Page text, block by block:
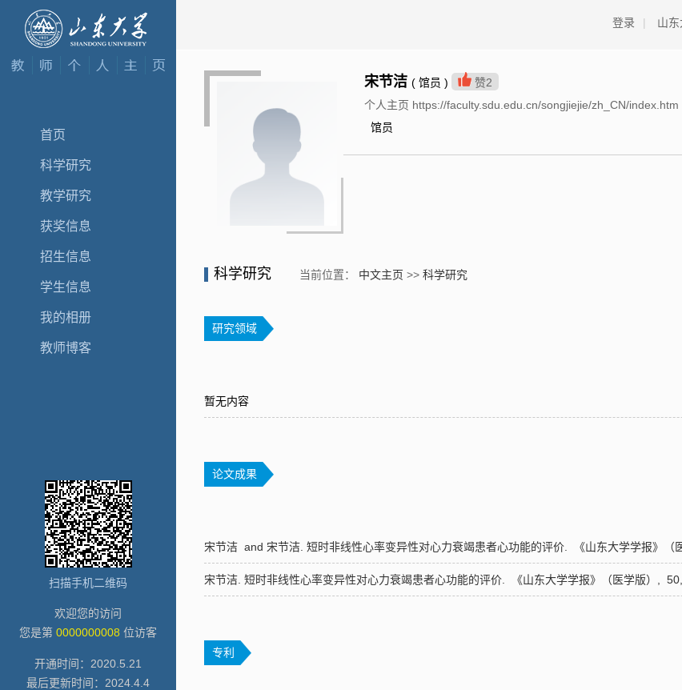
首页
科学研究
教学研究
获奖信息
招生信息
学生信息
我的相册
教师博客
扫描手机二维码
欢迎您的访问
您是第 0000000008 位访客
开通时间： 2020 5 21
最后更新时间： 2024 4 4
登录 | 山
宋节洁 ( 馆员 ) 赞2
个人主页 https://faculty.sdu.edu.cn/songjiejie/zh_CN/index.htm
馆员
科学研究 当前位置： 中文主页 >> 科学研究
研究领域
暂无内容
论文成果
宋节洁 and 宋节洁. 短时非线性心率变异性对心力衰竭患者心功能的评价. 《山东大学学报》（
宋节洁. 短时非线性心率变异性对心力衰竭患者心功能的评价. 《山东大学学报》（医学版）, 50,
专利